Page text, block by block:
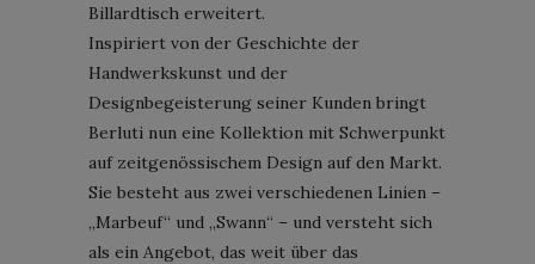
Billardtisch erweitert.
Inspiriert von der Geschichte der
Handwerkskunst und der
Designbegeisterung seiner Kunden bringt
Berluti nun eine Kollektion mit Schwerpunkt
auf zeitgenössischem Design auf den Markt.
Sie besteht aus zwei verschiedenen Linien –
„Marbeuf“ und „Swann“ – und versteht sich
als ein Angebot, das weit über das